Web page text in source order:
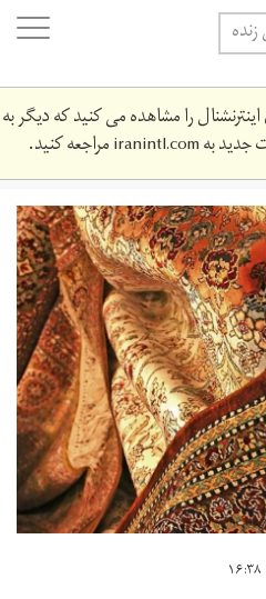
را مشاهده می کنید که دیگر به
جدید بهiranintl.comمراجعه کنید.